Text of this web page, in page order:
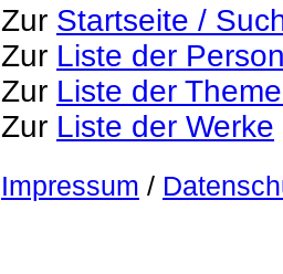
Zur Startseite /
Zur Liste der
Zur Liste der
Zur Liste der Werke
Impressum /